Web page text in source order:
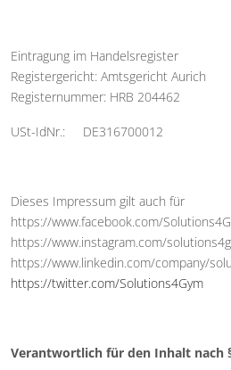
Eintragung im Handelsregister
Registergericht: Amtsgericht Aurich
Registernummer: HRB 204462
USt-IdNr.: DE316700012
Dieses Impressum gilt auch für
https://www.facebook.com/
https://www.instagram.com/
https://www.linkedin.com/company/
https://twitter.com/Solutions4Gym
Verantwortlich für den Inhalt nach